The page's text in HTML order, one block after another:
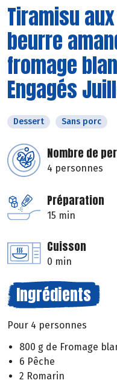
Tiramisu
beurre
fromage
Engagés
Dessert Sans porc
Nombre de
4 personnes
Préparation
15 min
Cuisson
0 min
Ingrédients
Pour 4 personnes
800 g de Fromage
6 Pêche
2 Romarin